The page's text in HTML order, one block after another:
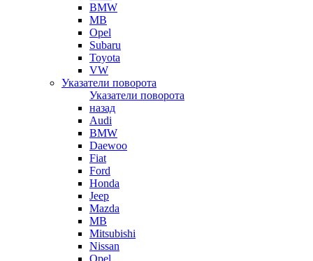
BMW
MB
Opel
Subaru
Toyota
VW
Указатели поворота
Указатели поворота
назад
Audi
BMW
Daewoo
Fiat
Ford
Honda
Jeep
Mazda
MB
Mitsubishi
Nissan
Opel